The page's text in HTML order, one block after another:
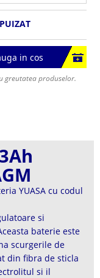
in cos
greutatea produselor.
YUASA cu codul
si
baterie este
scurgerile de
din fibra de sticla
si il